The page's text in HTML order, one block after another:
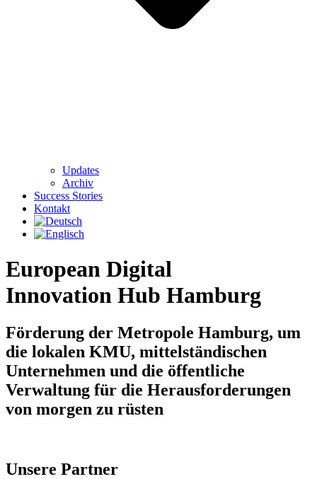
Updates
Archiv
Success Stories
Kontakt
European Digital
Innovation Hub Hamburg
Förderung der Metropole Hamburg, um
die lokalen KMU, mittelständischen
Unternehmen und die öffentliche
Verwaltung für die Herausforderungen
von morgen zu rüsten
Unsere Partner